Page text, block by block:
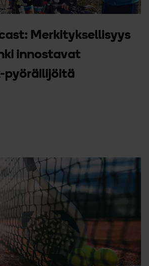
Merkityksellisyys
innostavat
pyöräilijöitä